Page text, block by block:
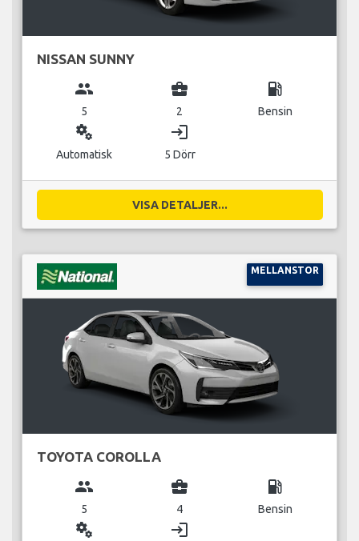
NISSAN SUNNY
group
5
business_center
2
local_gas_station
Bensin
miscellaneous_services
Automatisk
login
5 Dörr
VISA DETALJER...
MELLANSTOR
TOYOTA COROLLA
group
5
business_center
4
local_gas_station
Bensin
miscellaneous_services login